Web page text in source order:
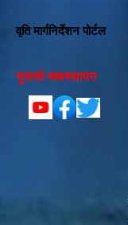
वृति मार्गनिर्देशन पोर्टल
गुनासो व्यवस्थापन